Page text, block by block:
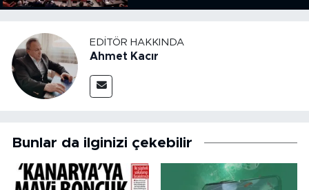
Kanun Çıkardı"
EDITÖR HAKKINDA
Ahmet Kacır
Bunlar da ilginizi çekebilir